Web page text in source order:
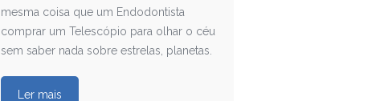
mesma coisa que um Endodontista
comprar um Telescópio para olhar o céu
sem saber nada sobre estrelas, planetas.
Ler mais